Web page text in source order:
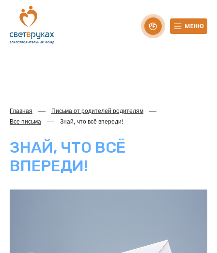
Главная
Письма от родителей родителям
Все письма
Знай, что всё впереди!
ЗНАЙ, ЧТО ВСЁ
ВПЕРЕДИ!